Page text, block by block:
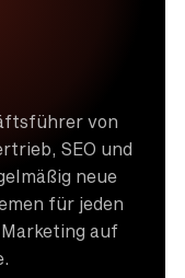
von
SEO und
neue
für jeden
auf